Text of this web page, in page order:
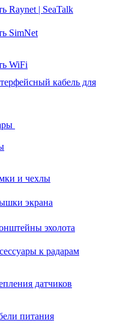
Raynet | SeaTalk
SimNet
WiFi
кабель для
и чехлы
экрана
эхолота
к радарам
датчиков
питания